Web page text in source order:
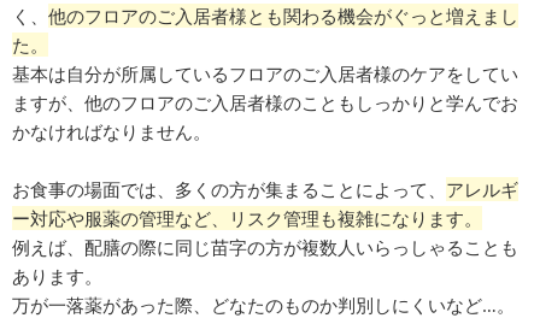
く、 他のフロアのご入居者様とも関わる機会がぐっと増えまし
た。
基本は自分が所属しているフロアのご入居者様のケアをしてい
ますが、他のフロアのご入居者様のこともしっかりと学んでお
かなければなりません。
お食事の場面では、多くの方が集まることによって、 アレルギ
ー対応や服薬の管理など、リスク管理も複雑になります。
例えば、配膳の際に同じ苗字の方が複数人いらっしゃることも
あります。
万が一落薬があった際、どなたのものか判別しにくいなど…。